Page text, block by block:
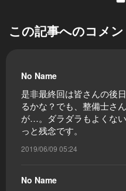
この記事へのコメン
No Name
是非最終回は皆さんの後
るかな？でも、整備士さ
が…。ダラダラもよくな
っと残念です。
2019/06/09 05:24
No Name